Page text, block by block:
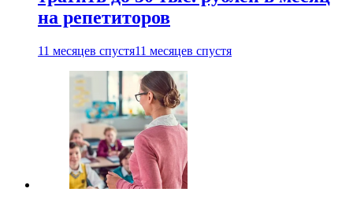
на репетиторов
11 месяцев спустя11 месяцев спустя